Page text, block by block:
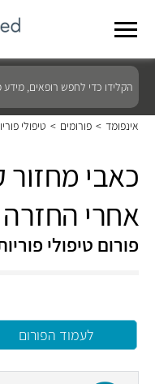
הקלידו
כדי
לחפש
רופאים,
מידע
ועוד...
אינפומד > פורומים > טיפולי
אחרי
פורום טיפולי
לעמוד הפורום